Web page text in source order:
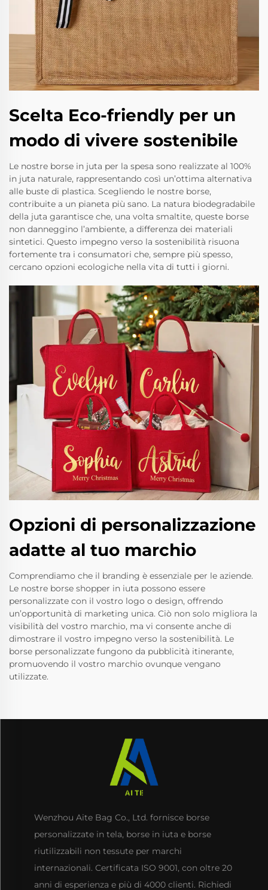
Scelta Eco-friendly per un
modo di vivere sostenibile
Le nostre borse in juta per la spesa sono realizzate al 100%
in juta naturale, rappresentando così un’ottima alternativa
alle buste di plastica. Scegliendo le nostre borse,
contribuite a un pianeta più sano. La natura biodegradabile
della juta garantisce che, una volta smaltite, queste borse
non danneggino l’ambiente, a differenza dei materiali
sintetici. Questo impegno verso la sostenibilità risuona
fortemente tra i consumatori che, sempre più spesso,
cercano opzioni ecologiche nella vita di tutti i giorni.
Opzioni di personalizzazione
adatte al tuo marchio
Comprendiamo che il branding è essenziale per le aziende.
Le nostre borse shopper in iuta possono essere
personalizzate con il vostro logo o design, offrendo
un’opportunità di marketing unica. Ciò non solo migliora la
visibilità del vostro marchio, ma vi consente anche di
dimostrare il vostro impegno verso la sostenibilità. Le
borse personalizzate fungono da pubblicità itinerante,
promuovendo il vostro marchio ovunque vengano
utilizzate.
Wenzhou Aite Bag Co., Ltd. fornisce borse
personalizzate in tela, borse in iuta e borse
riutilizzabili non tessute per marchi
internazionali. Certificata ISO 9001, con oltre 20
anni di esperienza e più di 4000 clienti. Richiedi